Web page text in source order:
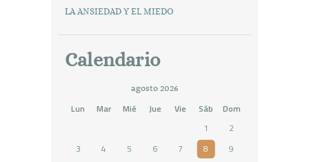
LA ANSIEDAD Y EL MIEDO
Calendario
agosto 2026
Lun Mar Mié Jue Vie Sáb
Dom
1
2
3
4 5 6 7 8
9